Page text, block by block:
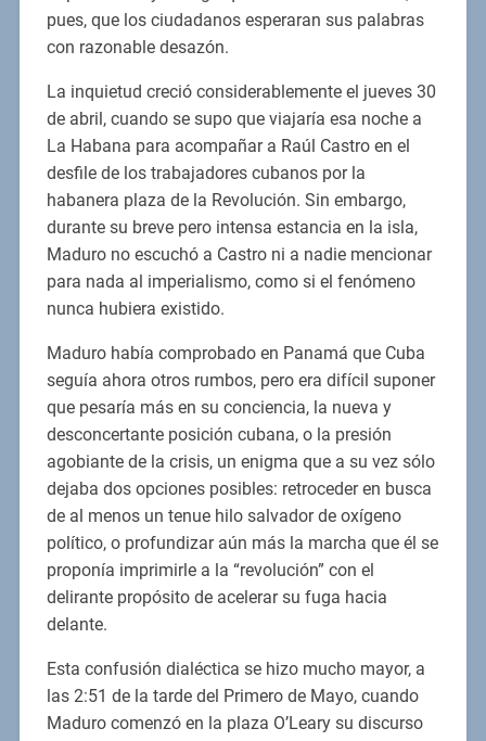
pues, que los ciudadanos esperaran sus palabras
con razonable desazón.
La inquietud creció considerablemente el jueves 30
de abril, cuando se supo que viajaría esa noche a
La Habana para acompañar a Raúl Castro en el
desfile de los trabajadores cubanos por la
habanera plaza de la Revolución. Sin embargo,
durante su breve pero intensa estancia en la isla,
Maduro no escuchó a Castro ni a nadie mencionar
para nada al imperialismo, como si el fenómeno
nunca hubiera existido.
Maduro había comprobado en Panamá que Cuba
seguía ahora otros rumbos, pero era difícil suponer
que pesaría más en su conciencia, la nueva y
desconcertante posición cubana, o la presión
agobiante de la crisis, un enigma que a su vez sólo
dejaba dos opciones posibles: retroceder en busca
de al menos un tenue hilo salvador de oxígeno
político, o profundizar aún más la marcha que él se
proponía imprimirle a la “revolución” con el
delirante propósito de acelerar su fuga hacia
delante.
Esta confusión dialéctica se hizo mucho mayor, a
las 2:51 de la tarde del Primero de Mayo, cuando
Maduro comenzó en la plaza O’Leary su discurso